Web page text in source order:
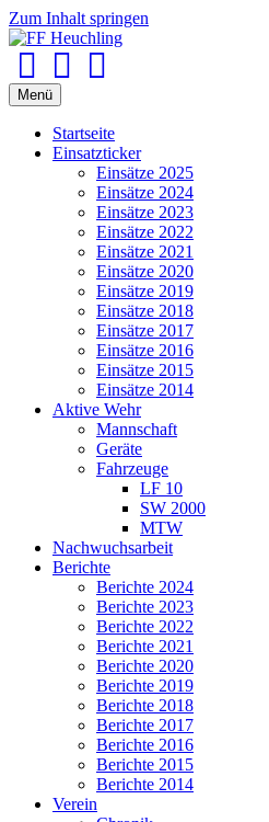
Zum Inhalt springen
Menü
Startseite
Einsatzticker
Einsätze 2025
Einsätze 2024
Einsätze 2023
Einsätze 2022
Einsätze 2021
Einsätze 2020
Einsätze 2019
Einsätze 2018
Einsätze 2017
Einsätze 2016
Einsätze 2015
Einsätze 2014
Aktive Wehr
Mannschaft
Geräte
Fahrzeuge
LF 10
SW 2000
MTW
Nachwuchsarbeit
Berichte
Berichte 2024
Berichte 2023
Berichte 2022
Berichte 2021
Berichte 2020
Berichte 2019
Berichte 2018
Berichte 2017
Berichte 2016
Berichte 2015
Berichte 2014
Verein